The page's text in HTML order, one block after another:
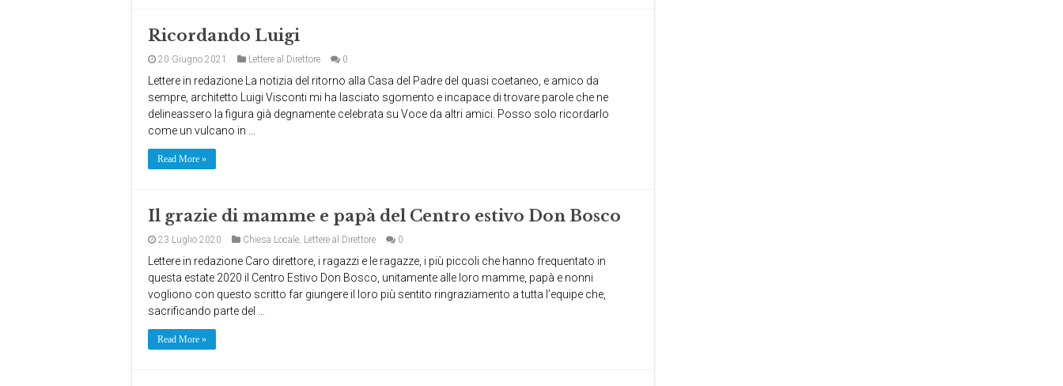
Ricordando Luigi
20 Giugno 2021 Lettere al Direttore 0
Lettere in redazione La notizia del ritorno alla Casa del Padre del quasi coetaneo, e amico da
sempre, architetto Luigi Visconti mi ha lasciato sgomento e incapace di trovare parole che ne
delineassero la figura già degnamente celebrata su Voce da altri amici. Posso solo ricordarlo
come un vulcano in …
Read More »
Il grazie di mamme e papà del Centro estivo Don Bosco
23 Luglio 2020 Chiesa Locale, Lettere al Direttore 0
Lettere in redazione Caro direttore, i ragazzi e le ragazze, i più piccoli che hanno frequentato in
questa estate 2020 il Centro Estivo Don Bosco, unitamente alle loro mamme, papà e nonni
vogliono con questo scritto far giungere il loro più sentito ringraziamento a tutta l’equipe che,
sacrificando parte del …
Read More »